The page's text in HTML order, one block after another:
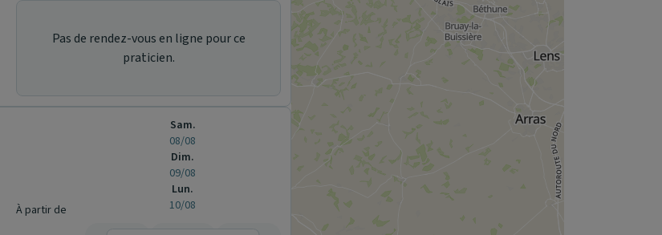
Pas de rendez-vous en ligne pour ce
praticien.
À partir de
Sam.
08/08
Dim.
09/08
Lun.
10/08